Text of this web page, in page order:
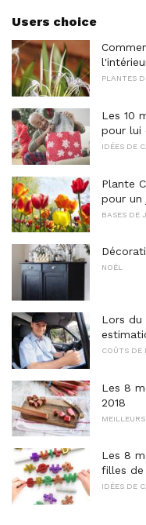
Users choice
PLANTES
Les 10
pour lui
IDÉES DE
Plante
pour un
BASES DE
NOËL
Lors du
COÛTS DE
Les 8
2018
Les 8
filles de
IDÉES DE